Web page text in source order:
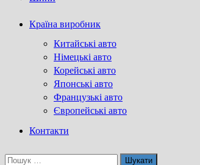
Країна виробник
Китайські авто
Німецькі авто
Корейські авто
Японські авто
Французькі авто
Європейські авто
Контакти
Пошук: